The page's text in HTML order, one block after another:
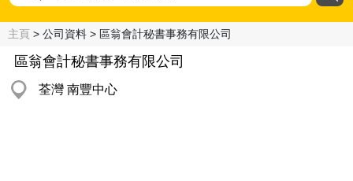
主頁 > 公司資料 > 區翁會計秘書事務有限公司
區翁會計秘書事務有限公司
荃灣 南豐中心